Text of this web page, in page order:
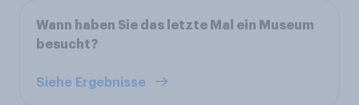
Wann haben Sie das letzte Mal ein Museum
besucht?
Siehe Ergebnisse